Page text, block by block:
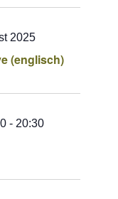
(englisch)
2025
- 20:30